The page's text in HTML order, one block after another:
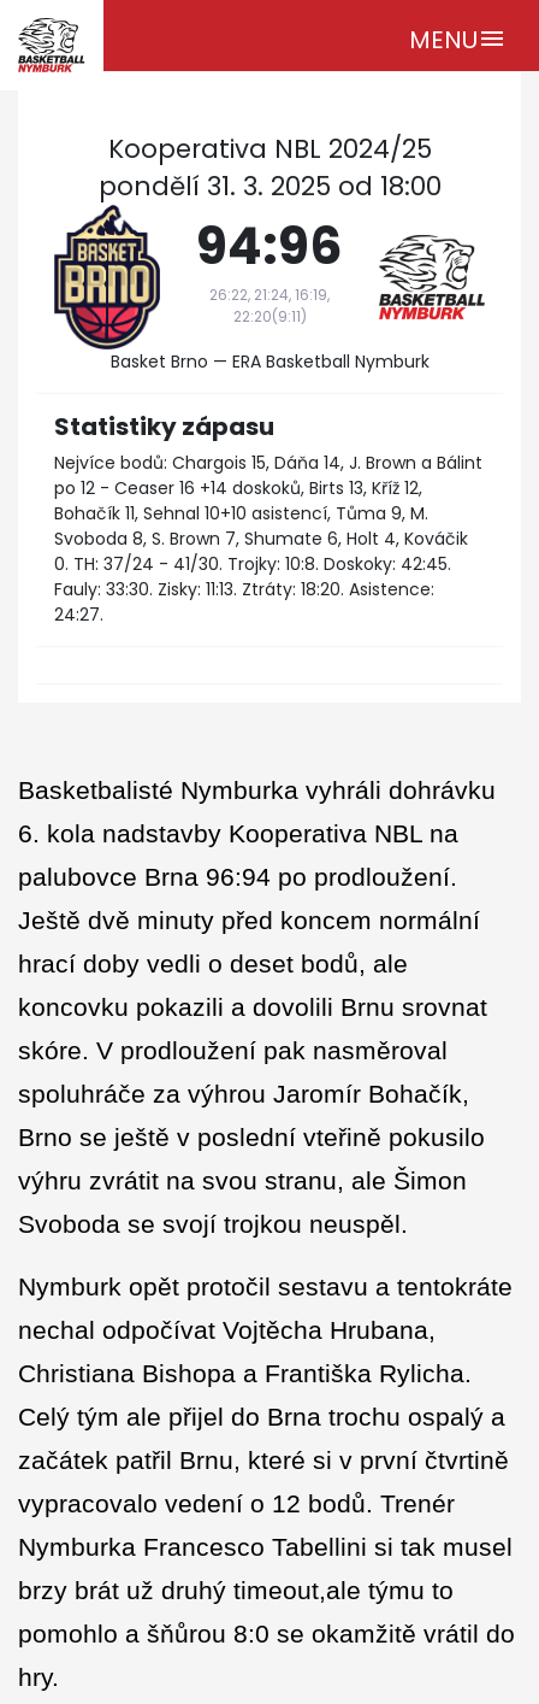
MENUmenu
Kooperativa NBL 2024/25
pondělí 31. 3. 2025 od 18:00
94:96
26:22, 21:24, 16:19,
22:20(9:11)
Basket Brno — ERA Basketball Nymburk
Statistiky zápasu
Nejvíce bodů: Chargois 15, Dáňa 14, J. Brown a Bálint
po 12 - Ceaser 16 +14 doskoků, Birts 13, Kříž 12,
Bohačík 11, Sehnal 10+10 asistencí, Tůma 9, M.
Svoboda 8, S. Brown 7, Shumate 6, Holt 4, Kováčik
0. TH: 37/24 - 41/30. Trojky: 10:8. Doskoky: 42:45.
Fauly: 33:30. Zisky: 11:13. Ztráty: 18:20. Asistence:
24:27.
Basketbalisté Nymburka vyhráli dohrávku
6. kola nadstavby Kooperativa NBL na
palubovce Brna 96:94 po prodloužení.
Ještě dvě minuty před koncem normální
hrací doby vedli o deset bodů, ale
koncovku pokazili a dovolili Brnu srovnat
skóre. V prodloužení pak nasměroval
spoluhráče za výhrou Jaromír Bohačík,
Brno se ještě v poslední vteřině pokusilo
výhru zvrátit na svou stranu, ale Šimon
Svoboda se svojí trojkou neuspěl.
Nymburk opět protočil sestavu a tentokráte
nechal odpočívat Vojtěcha Hrubana,
Christiana Bishopa a Františka Rylicha.
Celý tým ale přijel do Brna trochu ospalý a
začátek patřil Brnu, které si v první čtvrtině
vypracovalo vedení o 12 bodů. Trenér
Nymburka Francesco Tabellini si tak musel
brzy brát už druhý timeout,ale týmu to
pomohlo a šňůrou 8:0 se okamžitě vrátil do
hry.